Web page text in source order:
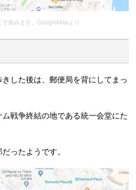
で進みます。GoogleMapより
した後は、郵便局を背にしてまっ
戦争終結の地である統一会堂にた
ったようです。